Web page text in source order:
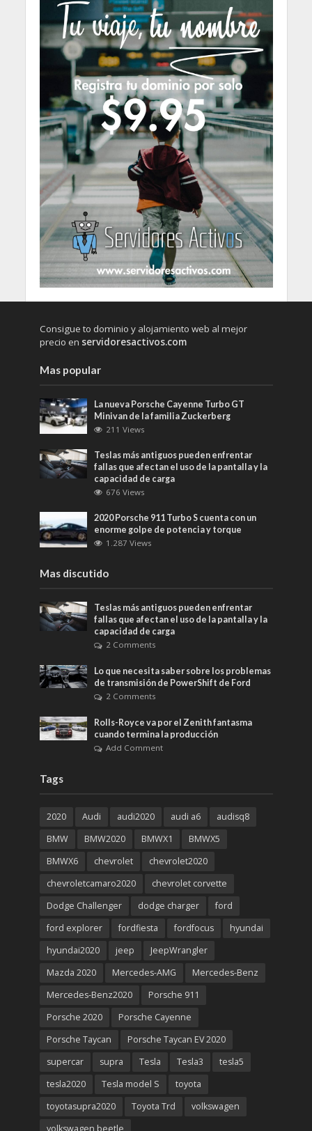
Consigue to dominio y alojamiento web al mejor
precio en servidoresactivos.com
Mas popular
La nueva Porsche Cayenne Turbo GT
Minivan de la familia Zuckerberg
211 Views
Teslas más antiguos pueden enfrentar
fallas que afectan el uso de la pantalla y la
capacidad de carga
676 Views
2020 Porsche 911 Turbo S cuenta con un
enorme golpe de potencia y torque
1.287 Views
Mas discutido
Teslas más antiguos pueden enfrentar
fallas que afectan el uso de la pantalla y la
capacidad de carga
2 Comments
Lo que necesita saber sobre los problemas
de transmisión de PowerShift de Ford
2 Comments
Rolls-Royce va por el Zenith fantasma
cuando termina la producción
Add Comment
Tags
2020 Audi audi2020 audi a6
audisq8
BMW
BMW2020 BMWX1
BMWX5
BMWX6
chevrolet
chevrolet2020
chevroletcamaro2020
chevrolet corvette
Dodge Challenger
dodge charger
ford
ford explorer
fordfiesta fordfocus
hyundai
hyundai2020
jeep
JeepWrangler
Mazda 2020
Mercedes-AMG
Mercedes-Benz
Mercedes-Benz2020
Porsche 911
Porsche 2020
Porsche Cayenne
Porsche Taycan
Porsche Taycan EV 2020
supercar
supra Tesla Tesla3
tesla5
tesla2020
Tesla model S
toyota
toyotasupra2020
Toyota Trd
volkswagen
volkswagen beetle